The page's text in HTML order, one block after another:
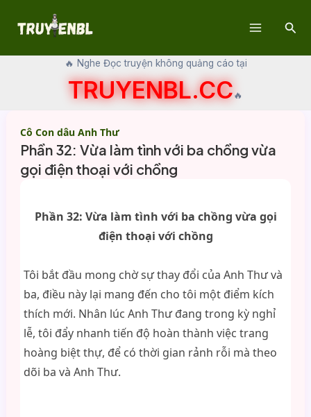
🔥 Nghe Đọc truyện không quảng cáo tại
TRUYENBL.CC🔥
Cô Con dâu Anh Thư
Phần 32: Vừa làm tình với ba chồng vừa
gọi điện thoại với chồng
Phần 32: Vừa làm tình với ba chồng vừa gọi
điện thoại với chồng
Tôi bắt đầu mong chờ sự thay đổi của Anh Thư và
ba, điều này lại mang đến cho tôi một điểm kích
thích mới. Nhân lúc Anh Thư đang trong kỳ nghỉ
lễ, tôi đẩy nhanh tiến độ hoàn thành việc trang
hoàng biệt thự, để có thời gian rảnh rỗi mà theo
dõi ba và Anh Thư.